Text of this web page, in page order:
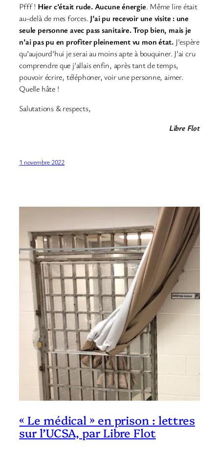
Pfff ! Hier c’était rude. Aucune énergie. Même lire était
au-delà de mes forces. J’ai pu recevoir une visite : une
seule personne avec pass sanitaire. Trop bien, mais je
n’ai pas pu en profiter pleinement vu mon état. J’espère
qu’aujourd’hui je serai au moins apte à bouquiner. J’ai cru
comprendre que j’allais enfin, après tant de temps,
pouvoir écrire, téléphoner, voir une personne, aimer.
Quelle hâte !
Salutations & respects,
Libre Flot
1 novembre 2022
« Le médical » en prison : lettres
sur l’UCSA, par Libre Flot